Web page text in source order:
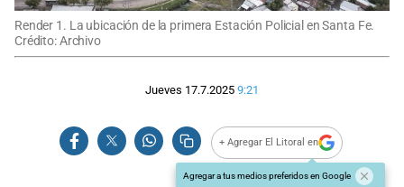
Render 1. La ubicación de la primera Estación Policial en Santa Fe.
Crédito: Archivo
Jueves 17.7.2025 9:21
+ Agregar El Litoral en
Agregar a tus medios preferidos en Google